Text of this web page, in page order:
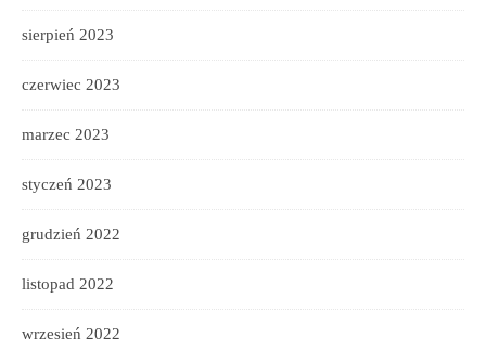
sierpień 2023
czerwiec 2023
marzec 2023
styczeń 2023
grudzień 2022
listopad 2022
wrzesień 2022